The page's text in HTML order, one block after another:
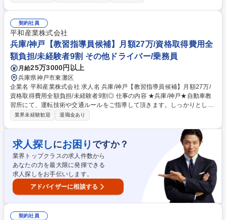
理：日常点検・清掃 入社後は即戦力として教習を担当。将来は検定員資格
や大型・二輪等の多車種への指導資格、Hondaインストラクター資格の取
得も支援します。上位資格取得により着実な昇給・昇格が可能。経験が浅
い方も丁寧な研修でサポートします。【業務内容の変更範囲】当社の指定
する業務 募集職種 和光市【教習指導員】教習指導員資格・二輪免許必須
◇Hondaグループ
契約社員
平和産業株式会社
兵庫/神戸【教習指導員候補】月額27万/資格取得費用全
額負担/未経験者9割 その他ドライバー/乗務員
月給25万3000円以上
兵庫県神戸市東灘区
企業名 平和産業株式会社 求人名 兵庫/神戸【教習指導員候補】月額27万/
資格取得費用全額負担/未経験者9割◎ 仕事の内容 ★兵庫/神戸★自動車教
習所にて、運転技術や交通ルールをご指導して頂きます。しっかりとした
安全意識と運転技術を身につけてもらえるよう、生徒さんを指導していく
その役割は大きくなっています。【入社後】まずは研修生として、事務業
務の補助（受付・学科準備・予約管理・配車・コース運営補助 等）に携わ
りながら、教習指導員として働くために必要な資格取得を目指して、研修
を受けて頂きます。【資格取得後】教習指導員として、学科教習および技
能教習(普通自動車MT/AT)の教習を担当して頂きます。 募集職種 兵庫/神
戸【教習指導員候補】月額27万/資格取得費用全額負担/未経験者9割◎
業界未経験歓迎 退職金あり
求人探しにお困り ですか？
業界トップクラスの求人件数から
あなたの力を最大限に発揮できる
求人探しをお手伝いします。
アドバイザーに相談する
契約社員